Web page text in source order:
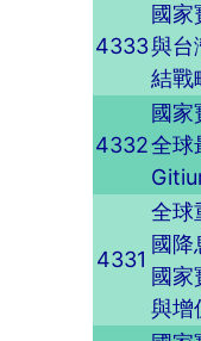
4333
國
與台
結戰
4332
國家
全球
4331
全球
國降
國家
與增